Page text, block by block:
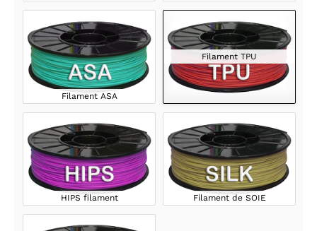
Filament ASA
Filament TPU
HIPS filament Filament de SOIE